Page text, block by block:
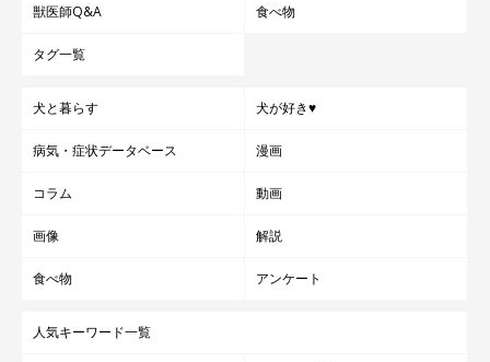
獣医師Q&A 食べ物
タグ一覧
犬と暮らす 犬が好き♥
病気・症状データベース 漫画
コラム 動画
画像 解説
食べ物 アンケート
人気キーワード一覧